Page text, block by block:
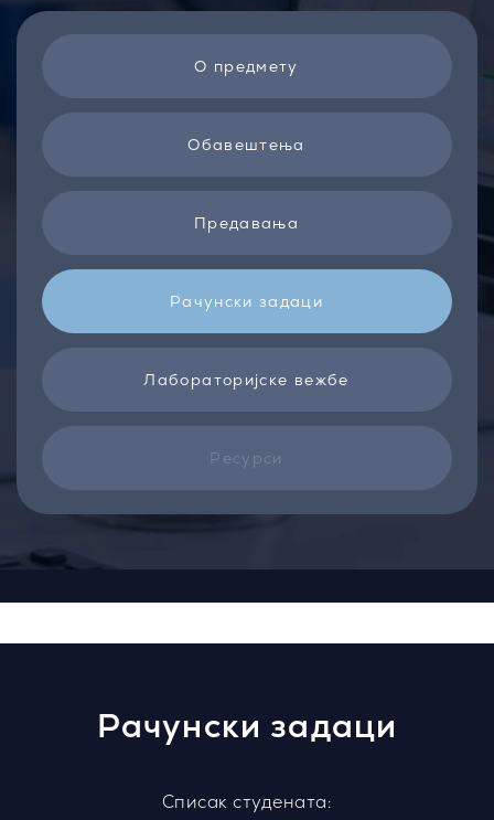
О предмету
Обавештења
Предавања
Рачунски задаци
Лабораторијске вежбе
Ресурси
Рачунски задаци
Списак студената: